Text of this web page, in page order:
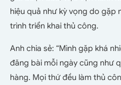
hiệu quả như kỳ vọng do gặp
trình triển khai thủ công.
Anh chia sẻ: “Mình gặp khá
đăng bài mỗi ngày cũng như
hàng. Mọi thứ đều làm thủ